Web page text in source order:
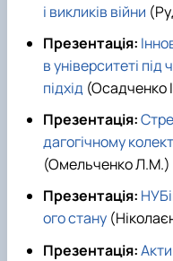
і викликів війни
Презентація:
в університеті
підхід (Осадченко
Презентація:
дагогічному
(Омельченко Л.М.)
Презентація:
ого стану
Презентація: